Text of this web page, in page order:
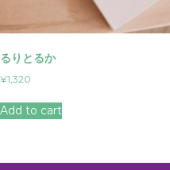
るりとるか
¥1,320
Add to cart